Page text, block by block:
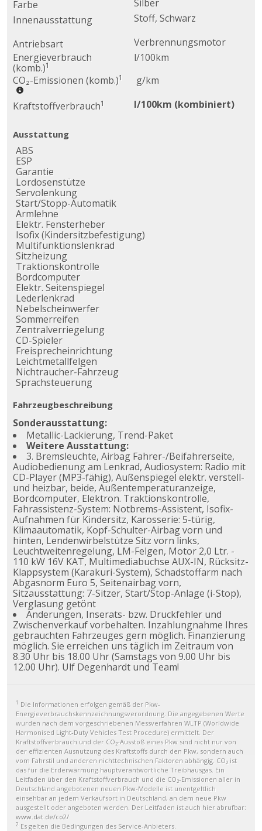
Farbe
Silber
Innenausstattung
Stoff, Schwarz
Antriebsart
Verbrennungsmotor
Energieverbrauch
(komb.)1
l/100km
CO₂-Emissionen (komb.)1
g/km
Kraftstoffverbrauch1 l/100km (kombiniert)
Ausstattung
ABS
ESP
Garantie
Lordosenstütze
Servolenkung
Start/Stopp-Automatik
Armlehne
Elektr. Fensterheber
Isofix (Kindersitzbefestigung)
Multifunktionslenkrad
Sitzheizung
Traktionskontrolle
Bordcomputer
Elektr. Seitenspiegel
Lederlenkrad
Nebelscheinwerfer
Sommerreifen
Zentralverriegelung
CD-Spieler
Freisprecheinrichtung
Leichtmetallfelgen
Nichtraucher-Fahrzeug
Sprachsteuerung
Fahrzeugbeschreibung
Sonderausstattung:
Metallic-Lackierung, Trend-Paket
Weitere Ausstattung:
3. Bremsleuchte, Airbag Fahrer-/Beifahrerseite,
Audiobedienung am Lenkrad, Audiosystem: Radio mit
CD-Player (MP3-fähig), Außenspiegel elektr. verstell-
und heizbar, beide, Außentemperaturanzeige,
Bordcomputer, Elektron. Traktionskontrolle,
Fahrassistenz-System: Notbrems-Assistent, Isofix-
Aufnahmen für Kindersitz, Karosserie: 5-türig,
Klimaautomatik, Kopf-Schulter-Airbag vorn und
hinten, Lendenwirbelstütze Sitz vorn links,
Leuchtweitenregelung, LM-Felgen, Motor 2,0 Ltr. -
110 kW 16V KAT, Multimediabuchse AUX-IN, Rücksitz-
Klappsystem (Karakuri-System), Schadstoffarm nach
Abgasnorm Euro 5, Seitenairbag vorn,
Sitzausstattung: 7-Sitzer, Start/Stop-Anlage (i-Stop),
Verglasung getönt
Änderungen, Inserats- bzw. Druckfehler und
Zwischenverkauf vorbehalten. Inzahlungnahme Ihres
gebrauchten Fahrzeuges gern möglich. Finanzierung
möglich. Sie erreichen uns täglich im Zeitraum von
8.30 Uhr bis 18.00 Uhr (Samstags von 9.00 Uhr bis
12.00 Uhr). Ulf Degenhardt und Team!
1 Die Informationen erfolgen gemäß der Pkw-
Energieverbrauchskennzeichnungsverordnung. Die angegebenen Werte
wurden nach dem vorgeschriebenen Messverfahren WLTP (Worldwide
Harmonised Light-Duty Vehicles Test Procedure) ermittelt. Der
Kraftstoffverbrauch und der CO₂-Ausstoß eines Pkw sind nicht nur von
der effizienten Ausnutzung des Kraftstoffs durch den Pkw, sondern auch
vom Fahrstil und anderen nichttechnischen Faktoren abhängig. CO₂ ist
das für die Erderwärmung hauptverantwortliche Treibhausgas. Ein
Leitfaden über den Kraftstoffverbrauch und die CO₂-Emissionen aller in
Deutschland angebotenen neuen Pkw-Modelle ist unentgeltlich
einsehbar an jedem Verkaufsort in Deutschland, an dem neue Pkw
ausgestellt oder angeboten werden. Der Leitfaden ist auch hier abrufbar:
www.dat.de/co2/
2 Es gelten die Bedingungen des Service-Anbieters.